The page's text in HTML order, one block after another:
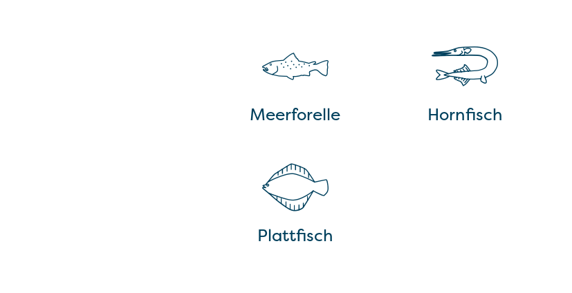
Meerforelle Hornfisch
Plattfisch